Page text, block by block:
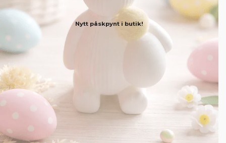
Nytt påskpynt i butik!